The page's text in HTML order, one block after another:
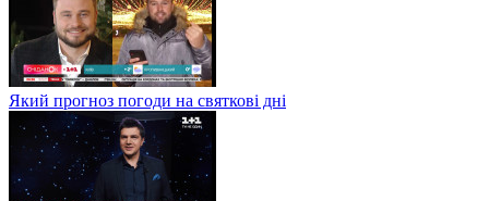
Який прогноз погоди на святкові дні